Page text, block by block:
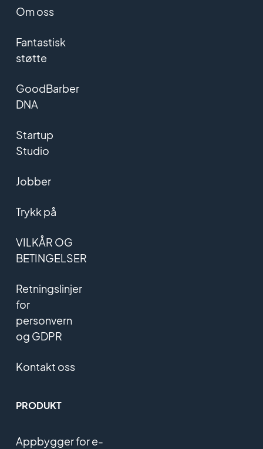
Om oss
Fantastisk
støtte
GoodBarber
DNA
Startup
Studio
Jobber
Trykk på
VILKÅR OG
BETINGELSER
Retningslinjer
for
personvern
og GDPR
Kontakt oss
PRODUKT
Appbygger for e-